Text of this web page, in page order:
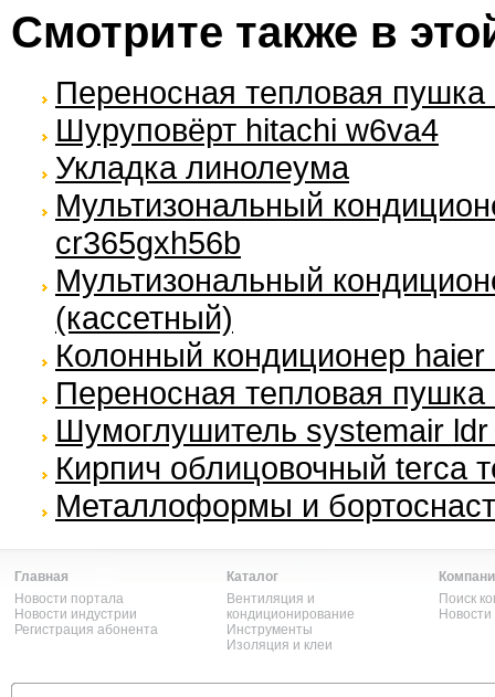
Смотрите также в
Переносная тепловая
Шуруповёрт hitachi w6va4
Укладка линолеума
Мультизональный
cr365gxh56b
Мультизональный
(кассетный)
Колонный кондиционер
Переносная тепловая
Шумоглушитель systemair
Кирпич облицовочный terca
Металлоформы и
Главная
Новости портала
Новости индустрии
Регистрация абонента
Каталог
Вентиляция и
кондиционирование
Инструменты
Изоляция и клеи
Поиск